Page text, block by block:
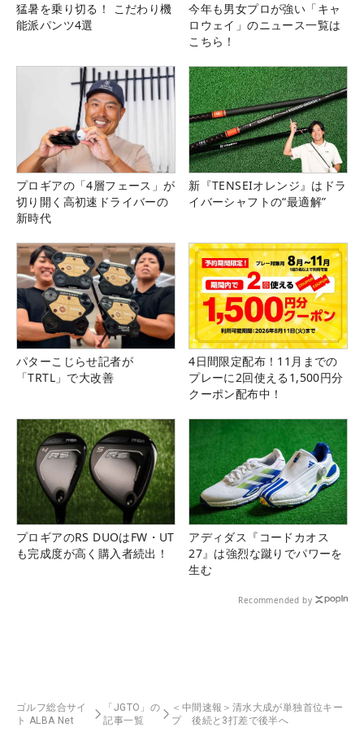
猛暑を乗り切る！ こだわり機
能派パンツ4選
今年も男女プロが強い「キャ
ロウェイ」のニュース一覧は
こちら！
プロギアの「4層フェース」が
切り開く高初速ドライバーの
新時代
新『TENSEIオレンジ』はドラ
イバーシャフトの“最適解”
パターこじらせ記者が
「TRTL」で大改善
4日間限定配布！11月までの
プレーに2回使える1,500円分
クーポン配布中！
プロギアのRS DUOはFW・UT
も完成度が高く購入者続出！
アディダス『コードカオス
27』は強烈な蹴りでパワーを
生む
Recommended by
ゴルフ総合サイ
ト ALBA Net
「JGTO」の
記事一覧
＜中間速報＞清水大成が単独首位キー
プ 後続と3打差で後半へ